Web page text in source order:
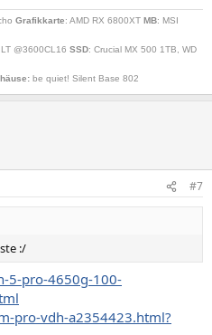
Grafikkarte: AMD RX 6800XT MB: MSI
@3600CL16 SSD: Crucial MX 500 1TB, WD
be quiet! Silent Base 802
#7
:/
5-pro-4650g-100-
pro-vdh-a2354423.html?